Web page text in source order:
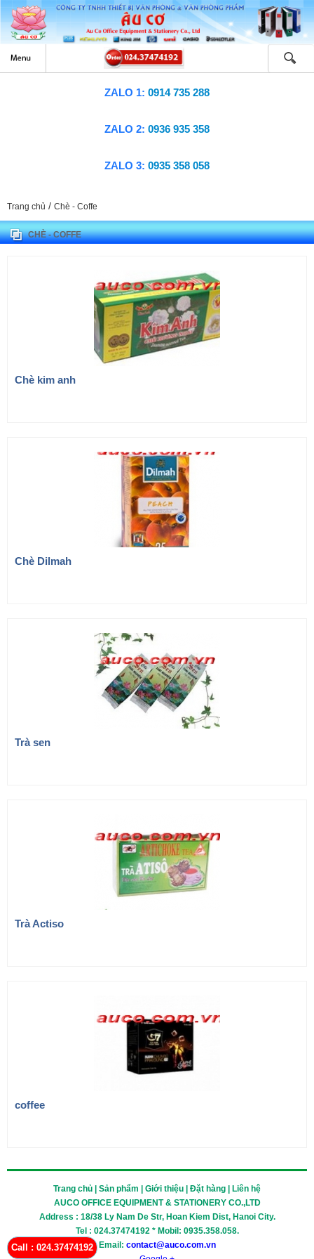
ZALO 1: 0914 735 288
ZALO 2: 0936 935 358
ZALO 3: 0935 358 058
Trang chủ / Chè - Coffe
CHÈ - COFFE
Chè kim anh
Chè Dilmah
Trà sen
Trà Actiso
coffee
Trang chủ | Sản phẩm | Giới thiệu | Đặt hàng | Liên hệ
AUCO OFFICE EQUIPMENT & STATIONERY CO.,LTD
Address : 18/38 Ly Nam De Str, Hoan Kiem Dist, Hanoi City.
Tel : 024.37474192 * Mobil: 0935.358.058.
Email: contact@auco.com.vn
Call : 024.37474192